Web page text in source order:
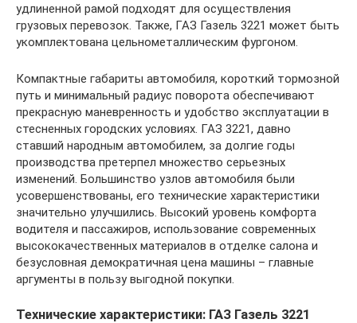
удлиненной рамой подходят для осуществления
грузовых перевозок. Также, ГАЗ Газель 3221 может быть
укомплектована цельнометаллическим фургоном.
Компактные габариты автомобиля, короткий тормозной
путь и минимальный радиус поворота обеспечивают
прекрасную маневренность и удобство эксплуатации в
стесненных городских условиях. ГАЗ 3221, давно
ставший народным автомобилем, за долгие годы
производства претерпел множество серьезных
изменений. Большинство узлов автомобиля были
усовершенствованы, его технические характеристики
значительно улучшились. Высокий уровень комфорта
водителя и пассажиров, использование современных
высококачественных материалов в отделке салона и
безусловная демократичная цена машины – главные
аргументы в пользу выгодной покупки.
Технические характеристики: ГАЗ Газель 3221